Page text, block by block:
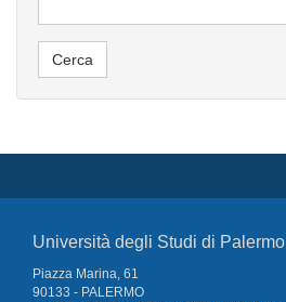
Università degli Studi di Palermo
Piazza Marina, 61
90133 - PALERMO